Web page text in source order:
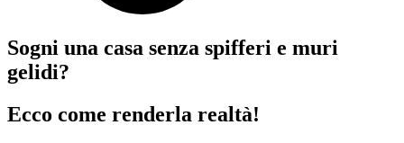
Sogni una casa senza spifferi e muri
gelidi?
Ecco come renderla realtà!